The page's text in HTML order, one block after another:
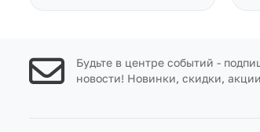
Будьте в центре событий -
новости! Новинки, скидки,